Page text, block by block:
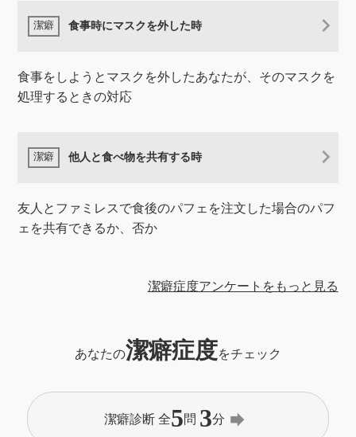
食事時にマスクを外した時
食事をしようとマスクを外したあなたが、そのマスクを
処理するときの対応
他人と食べ物を共有する時
友人とファミレスで食後のパフェを注文した場合のパフ
ェを共有できるか、否か
潔癖症度アンケートをもっと見る
あなたの潔癖症度をチェック
潔癖診断 全5問 3分 forward